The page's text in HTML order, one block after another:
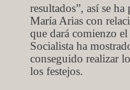
resultados”, así se
María Arias con
que dará comienzo
Socialista ha
conseguido realizar
los festejos.